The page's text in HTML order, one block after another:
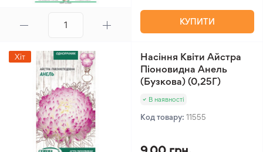
КУПИТИ
Хіт
Насіння Квіти Айстра
Піоновидна Анель
(Бузкова) (0,25Г)
В наявності
Код товару: 11555